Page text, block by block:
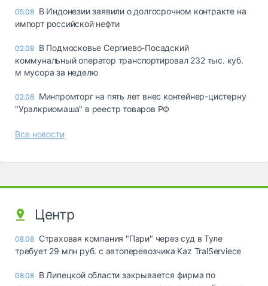
05.08 В Индонезии заявили о долгосрочном контракте на
импорт российской нефти
02.08 В Подмосковье Сергиево-Посадский
коммунальный оператор транспортировал 232 тыс. куб.
м мусора за неделю
02.08 Минпромторг на пять лет внес контейнер-цистерну
"Уралкриомаша" в реестр товаров РФ
Все новости
Центр
08.08 Страховая компания "Пари" через суд в Туле
требует 29 млн руб. с автоперевозчика Kaz TralServiece
08.08 В Липецкой области закрывается фирма по